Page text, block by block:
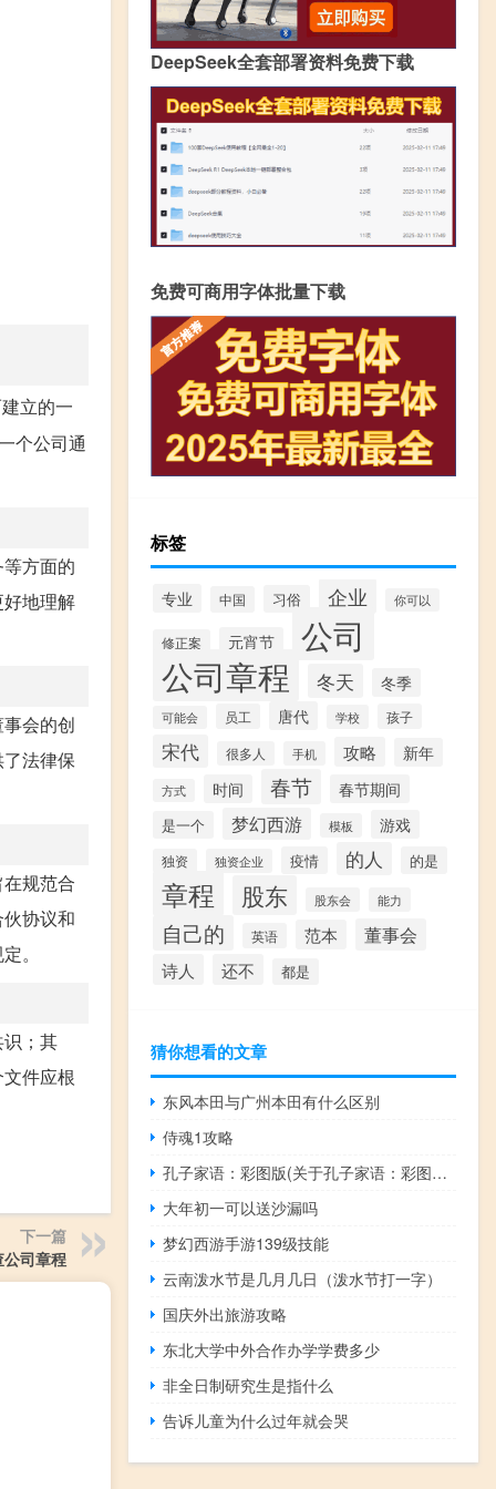
立的一
个公司通
方面的
地理解
会的创
法律保
规范合
协议和
。
；其
件应根
下一篇
司章程
DeepSeek全套部署资料免费下载
免费可商用字体批量下载
标签
专业 中国 习俗 企业 你可以
修正案 元宵节 公司
公司章程 冬天 冬季
可能会 员工 唐代 学校 孩子
宋代 很多人 手机 攻略 新年
方式 时间 春节 春节期间
是一个 梦幻西游 模板 游戏
独资 独资企业 疫情 的人 的是
章程 股东 股东会 能力
自己的 英语 范本 董事会
诗人 还不 都是
猜你想看的文章
东风本田与广州本田有什么区别
侍魂1攻略
孔子家语：彩图版(关于孔子家语：彩图版简述)
大年初一可以送沙漏吗
梦幻西游手游139级技能
云南泼水节是几月几日（泼水节打一字）
国庆外出旅游攻略
东北大学中外合作办学学费多少
非全日制研究生是指什么
告诉儿童为什么过年就会哭